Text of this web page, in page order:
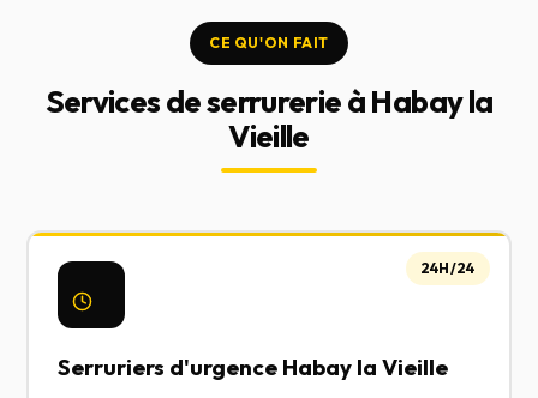
CE QU'ON FAIT
Services de serrurerie à Habay la
Vieille
Serruriers d'urgence Habay la Vieille
24H/24